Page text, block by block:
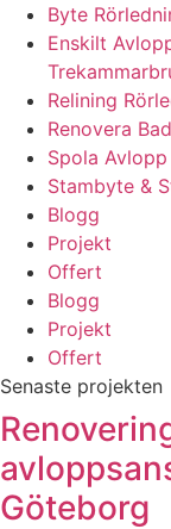
Byte
Enskilt
Relining
Renovera
Spola
Stambyte &
Blogg
Projekt
Offert
Blogg
Projekt
Offert
Senaste projekten
Göteborg